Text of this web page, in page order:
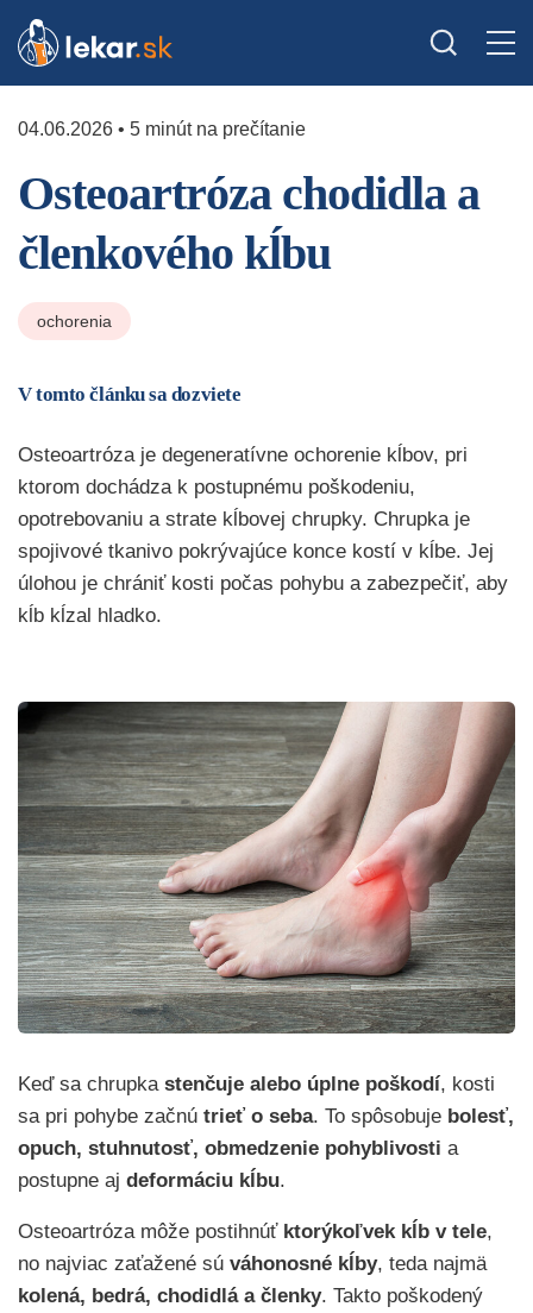
04.06.2026 • 5 minút na prečítanie
Osteoartróza chodidla a
členkového kĺbu
ochorenia
V tomto článku sa dozviete
Osteoartróza je degeneratívne ochorenie kĺbov, pri
ktorom dochádza k postupnému poškodeniu,
opotrebovaniu a strate kĺbovej chrupky. Chrupka je
spojivové tkanivo pokrývajúce konce kostí v kĺbe. Jej
úlohou je chrániť kosti počas pohybu a zabezpečiť, aby
kĺb kĺzal hladko.
Keď sa chrupka stenčuje alebo úplne poškodí, kosti
sa pri pohybe začnú trieť o seba. To spôsobuje bolesť,
opuch, stuhnutosť, obmedzenie pohyblivosti a
postupne aj deformáciu kĺbu.
Osteoartróza môže postihnúť ktorýkoľvek kĺb v tele,
no najviac zaťažené sú váhonosné kĺby, teda najmä
kolená, bedrá, chodidlá a členky. Takto poškodený